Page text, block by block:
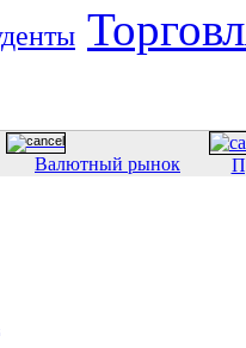
Валютный рынок